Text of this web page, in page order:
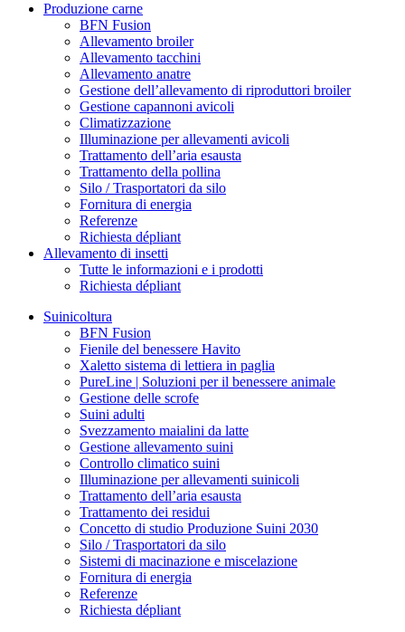
Produzione carne
BFN Fusion
Allevamento broiler
Allevamento tacchini
Allevamento anatre
Gestione dell’allevamento di riproduttori broiler
Gestione capannoni avicoli
Climatizzazione
Illuminazione per allevamenti avicoli
Trattamento dell’aria esausta
Trattamento della pollina
Silo / Trasportatori da silo
Fornitura di energia
Referenze
Richiesta dépliant
Allevamento di insetti
Tutte le informazioni e i prodotti
Richiesta dépliant
Suinicoltura
BFN Fusion
Fienile del benessere Havito
Xaletto sistema di lettiera in paglia
PureLine | Soluzioni per il benessere animale
Gestione delle scrofe
Suini adulti
Svezzamento maialini da latte
Gestione allevamento suini
Controllo climatico suini
Illuminazione per allevamenti suinicoli
Trattamento dell’aria esausta
Trattamento dei residui
Concetto di studio Produzione Suini 2030
Silo / Trasportatori da silo
Sistemi di macinazione e miscelazione
Fornitura di energia
Referenze
Richiesta dépliant